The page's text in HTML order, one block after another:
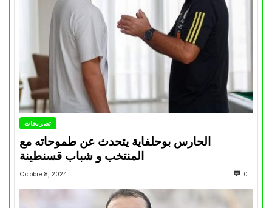
تصريحات
الحارس بوحلفاية يتحدث عن طموحاته مع
المنتخب و شباب قسنطينة
Octobre 8, 2024 0